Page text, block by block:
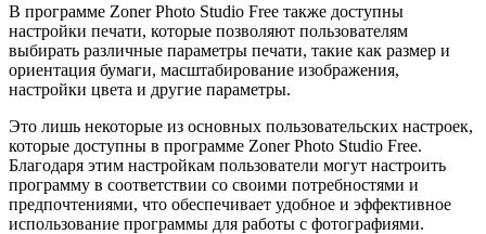
В программе Zoner Photo Studio Free также доступны
настройки печати, которые позволяют пользователям
выбирать различные параметры печати, такие как размер и
ориентация бумаги, масштабирование изображения,
настройки цвета и другие параметры.
Это лишь некоторые из основных пользовательских настроек,
которые доступны в программе Zoner Photo Studio Free.
Благодаря этим настройкам пользователи могут настроить
программу в соответствии со своими потребностями и
предпочтениями, что обеспечивает удобное и эффективное
использование программы для работы с фотографиями.